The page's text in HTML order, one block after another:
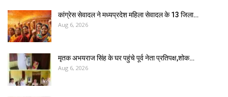
कांग्रेस सेवादल ने मध्यप्रदेश महिला सेवादल के 13 जिला…
Aug 6, 2026
मृतक अभयराज सिंह के घर पहुंचे पूर्व नेता प्रतिपक्ष,शोक…
Aug 6, 2026